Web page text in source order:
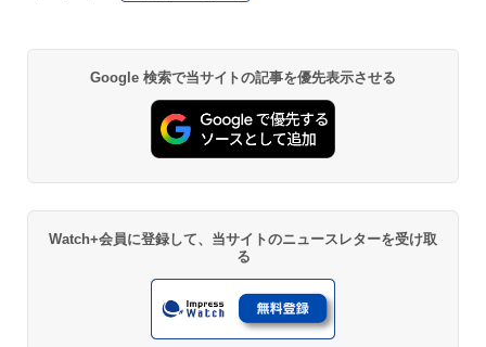
Google 検索で当サイトの記事を優先表示させる
Watch+会員に登録して、当サイトのニュースレターを受け取
る